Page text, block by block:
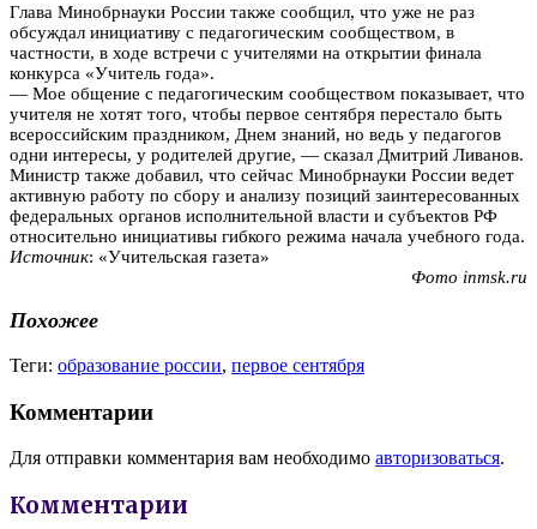
Глава Минобрнауки России также сообщил, что уже не раз
обсуждал инициативу с педагогическим сообществом, в
частности, в ходе встречи с учителями на открытии финала
конкурса «Учитель года».
— Мое общение с педагогическим сообществом показывает, что
учителя не хотят того, чтобы первое сентября перестало быть
всероссийским праздником, Днем знаний, но ведь у педагогов
одни интересы, у родителей другие, — сказал Дмитрий Ливанов.
Министр также добавил, что сейчас Минобрнауки России ведет
активную работу по сбору и анализу позиций заинтересованных
федеральных органов исполнительной власти и субъектов РФ
относительно инициативы гибкого режима начала учебного года.
Источник: «Учительская газета»
Фото inmsk.ru
Похожее
Теги: образование россии, первое сентября
Комментарии
Для отправки комментария вам необходимо авторизоваться.
Комментарии